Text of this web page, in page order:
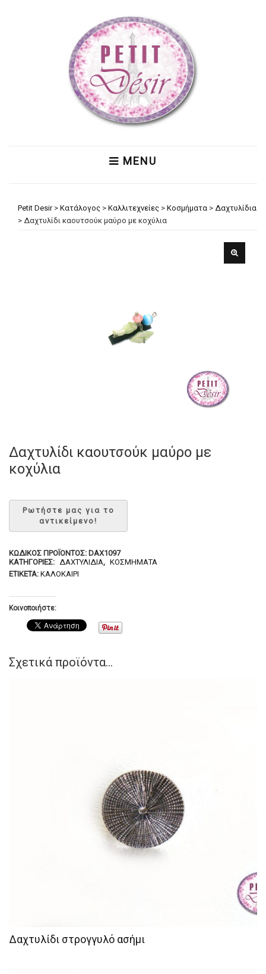
MENU
Petit Desir> Κατάλογος > Καλλιτεχνείες > Κοσμήματα > Δαχτυλίδια
> Δαχτυλίδι καουτσούκ μαύρο με κοχύλια
Δαχτυλίδι καουτσούκ μαύρο με
κοχύλια
ΚΩΔΙΚΌΣ ΠΡΟΪΌΝΤΟΣ: DAX1097
ΚΑΤΗΓΟΡΊΕΣ: ΔΑΧΤΥΛΊΔΙΑ, ΚΟΣΜΉΜΑΤΑ
ΕΤΙΚΈΤΑ: ΚΑΛΟΚΑΊΡΙ
Κοινοποιήστε:
Σχετικά προϊόντα...
Δαχτυλίδι στρογγυλό ασήμι